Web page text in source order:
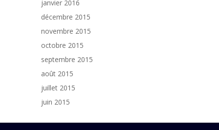
janvier 2016
décembre 2015
novembre 2015
octobre 2015
septembre 2015
août 2015
juillet 2015
juin 2015